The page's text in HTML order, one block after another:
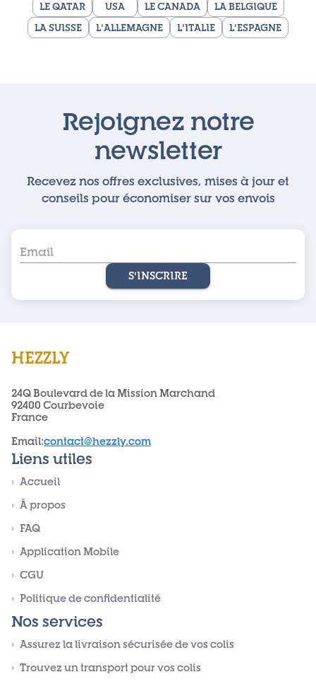
LE QATAR
USA LE CANADA
LA BELGIQUE
LA SUISSE
L'ALLEMAGNE L'ITALIE L'ESPAGNE
Rejoignez notre
newsletter
Recevez nos offres exclusives, mises à jour et
conseils pour économiser sur vos envois
S'INSCRIRE
HEZZLY
24Q Boulevard de la Mission Marchand
92400 Courbevoie
France
Email:contact@hezzly.com
Liens utiles
› Accueil
› À propos
› FAQ
› Application Mobile
› CGU
› Politique de confidentialité
Nos services
› Assurez la livraison sécurisée de vos colis
› Trouvez un transport pour vos colis